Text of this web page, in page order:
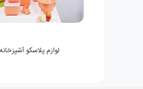
لوازم پلاسکو آشپزخانه